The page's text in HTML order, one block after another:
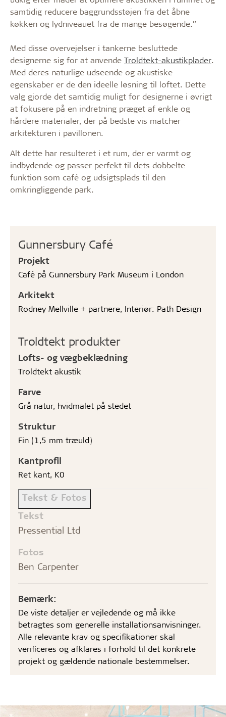
Gunnersbury Café
Projekt
Café på Gunnersbury Park Museum i London
Arkitekt
Rodney Mellville + partnere, Interiør: Path Design
Troldtekt produkter
Lofts- og vægbeklædning
Troldtekt akustik
Farve
Grå natur, hvidmalet på stedet
Struktur
Fin (1,5 mm træuld)
Kantprofil
Ret kant, K0
Tekst & Fotos
Tekst
Pressential Ltd
Fotos
Ben Carpenter
Bemærk:
De viste detaljer er vejledende og må ikke
betragtes som generelle installationsanvisninger.
Alle relevante krav og specifikationer skal
verificeres og afklares i forhold til det konkrete
projekt og gældende nationale bestemmelser.
samtidig reducere baggrundsstøjen fra det åbne
køkken og lydniveauet fra de mange besøgende.”
Med disse overvejelser i tankerne besluttede
designerne sig for at anvende Troldtekt-akustikplader.
Med deres naturlige udseende og akustiske
egenskaber er de den ideelle løsning til loftet. Dette
valg gjorde det samtidig muligt for designerne i øvrigt
at fokusere på en indretning præget af enkle og
hårdere materialer, der på bedste vis matcher
arkitekturen i pavillonen.
Alt dette har resulteret i et rum, der er varmt og
indbydende og passer perfekt til dets dobbelte
funktion som café og udsigtsplads til den
omkringliggende park.